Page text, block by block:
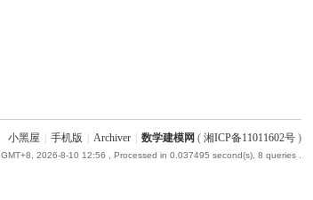
小黑屋 手机版 Archiver 数学建模网 ( 湘ICP备11011602号)
GMT+8, 2026-8-10 12:56 , Processed in 0.037495 second(s), 8 queries .